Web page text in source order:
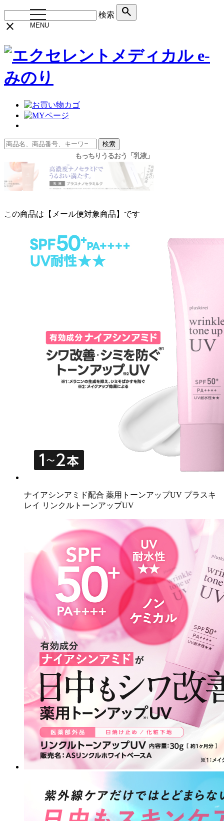
検索
search
close
toggle
navigation
MENU
検索
この商品は【メール便対象商品】です
ナイアシンアミド配合 薬用トーンアップUV プラスキ
レイ リンクルトーンアップUV